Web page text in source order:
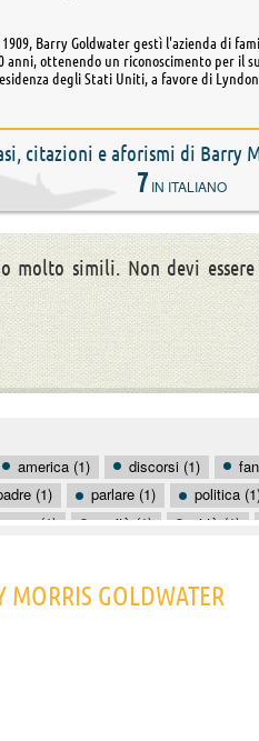
1909, Barry Goldwater gestì l'azienda di
anni, ottenendo un riconoscimento per il
degli Stati Uniti, a favore di
citazioni e aforismi di Barry
7 IN ITALIANO
molto simili. Non devi
america (1) discorsi (1)
(1) parlare (1) politica
(1) verità (1) virtù (1)
MORRIS GOLDWATER